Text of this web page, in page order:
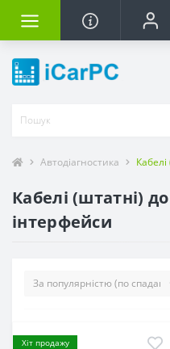
Автодіагностика
Кабелі (штатні)
інтерфейси
Хіт продажу